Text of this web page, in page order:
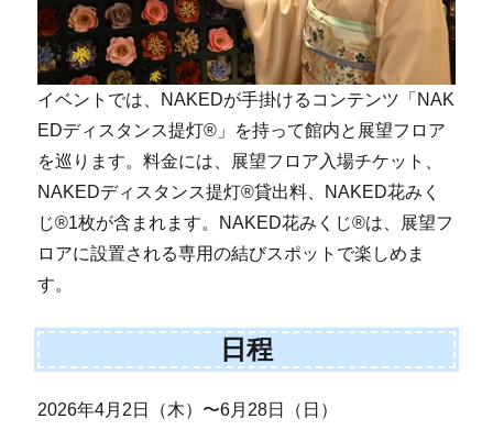
イベントでは、NAKEDが手掛けるコンテンツ「NAK
EDディスタンス提灯®」を持って館内と展望フロア
を巡ります。料金には、展望フロア入場チケット、
NAKEDディスタンス提灯®貸出料、NAKED花みく
じ®1枚が含まれます。NAKED花みくじ®は、展望フ
ロアに設置される専用の結びスポットで楽しめま
す。
日程
2026年4月2日（木）〜6月28日（日）